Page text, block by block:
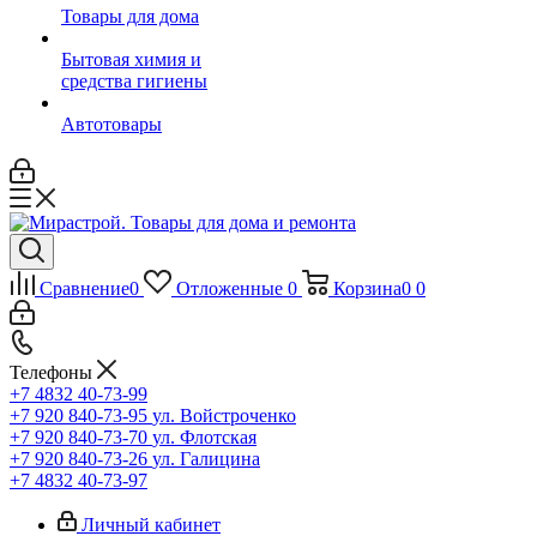
Товары для дома
Бытовая химия и
средства гигиены
Автотовары
Сравнение0 Отложенные 0 Корзина0 0
Телефоны
+7 4832 40-73-99
+7 920 840-73-95 ул. Войстроченко
+7 920 840-73-70 ул. Флотская
+7 920 840-73-26 ул. Галицина
+7 4832 40-73-97
Личный кабинет